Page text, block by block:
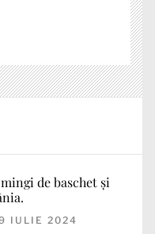
de baschet și
IULIE 2024